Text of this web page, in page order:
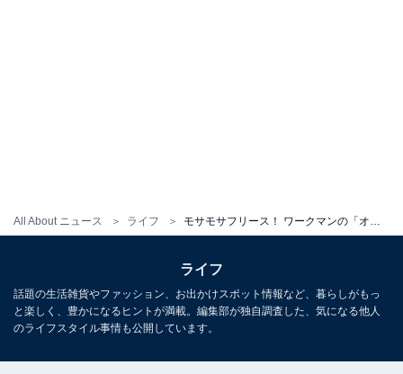
All About ニュース ライフ
タッチパネル対応の指先
人さし指と親指はタッチパネル対応になっています。
ライフ
話題の生活雑貨やファッション、お出かけスポット情報など、暮らしがもっ
と楽しく、豊かになるヒントが満載。編集部が独自調査した、気になる他人
のライフスタイル事情も公開しています。